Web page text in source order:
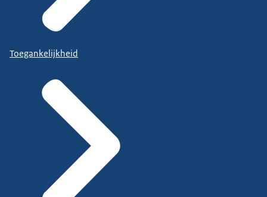
Toegankelijkheid